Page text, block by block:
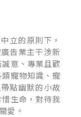
立的原則下，
告業主干涉新
意、專業且歡
寵物知識、寵
點幽默的小故
生命，對待我
愛。